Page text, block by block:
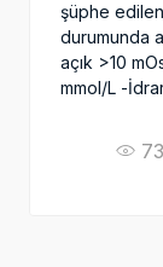
şüphe
durumunda
açık >10
mmol/L -